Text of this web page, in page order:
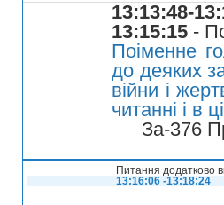
13:13:48-
13:15:15 -
Поіменне
до деяких
війни і
читанні і в
За-376
Питання додатково
13:16:06 -13:18:24